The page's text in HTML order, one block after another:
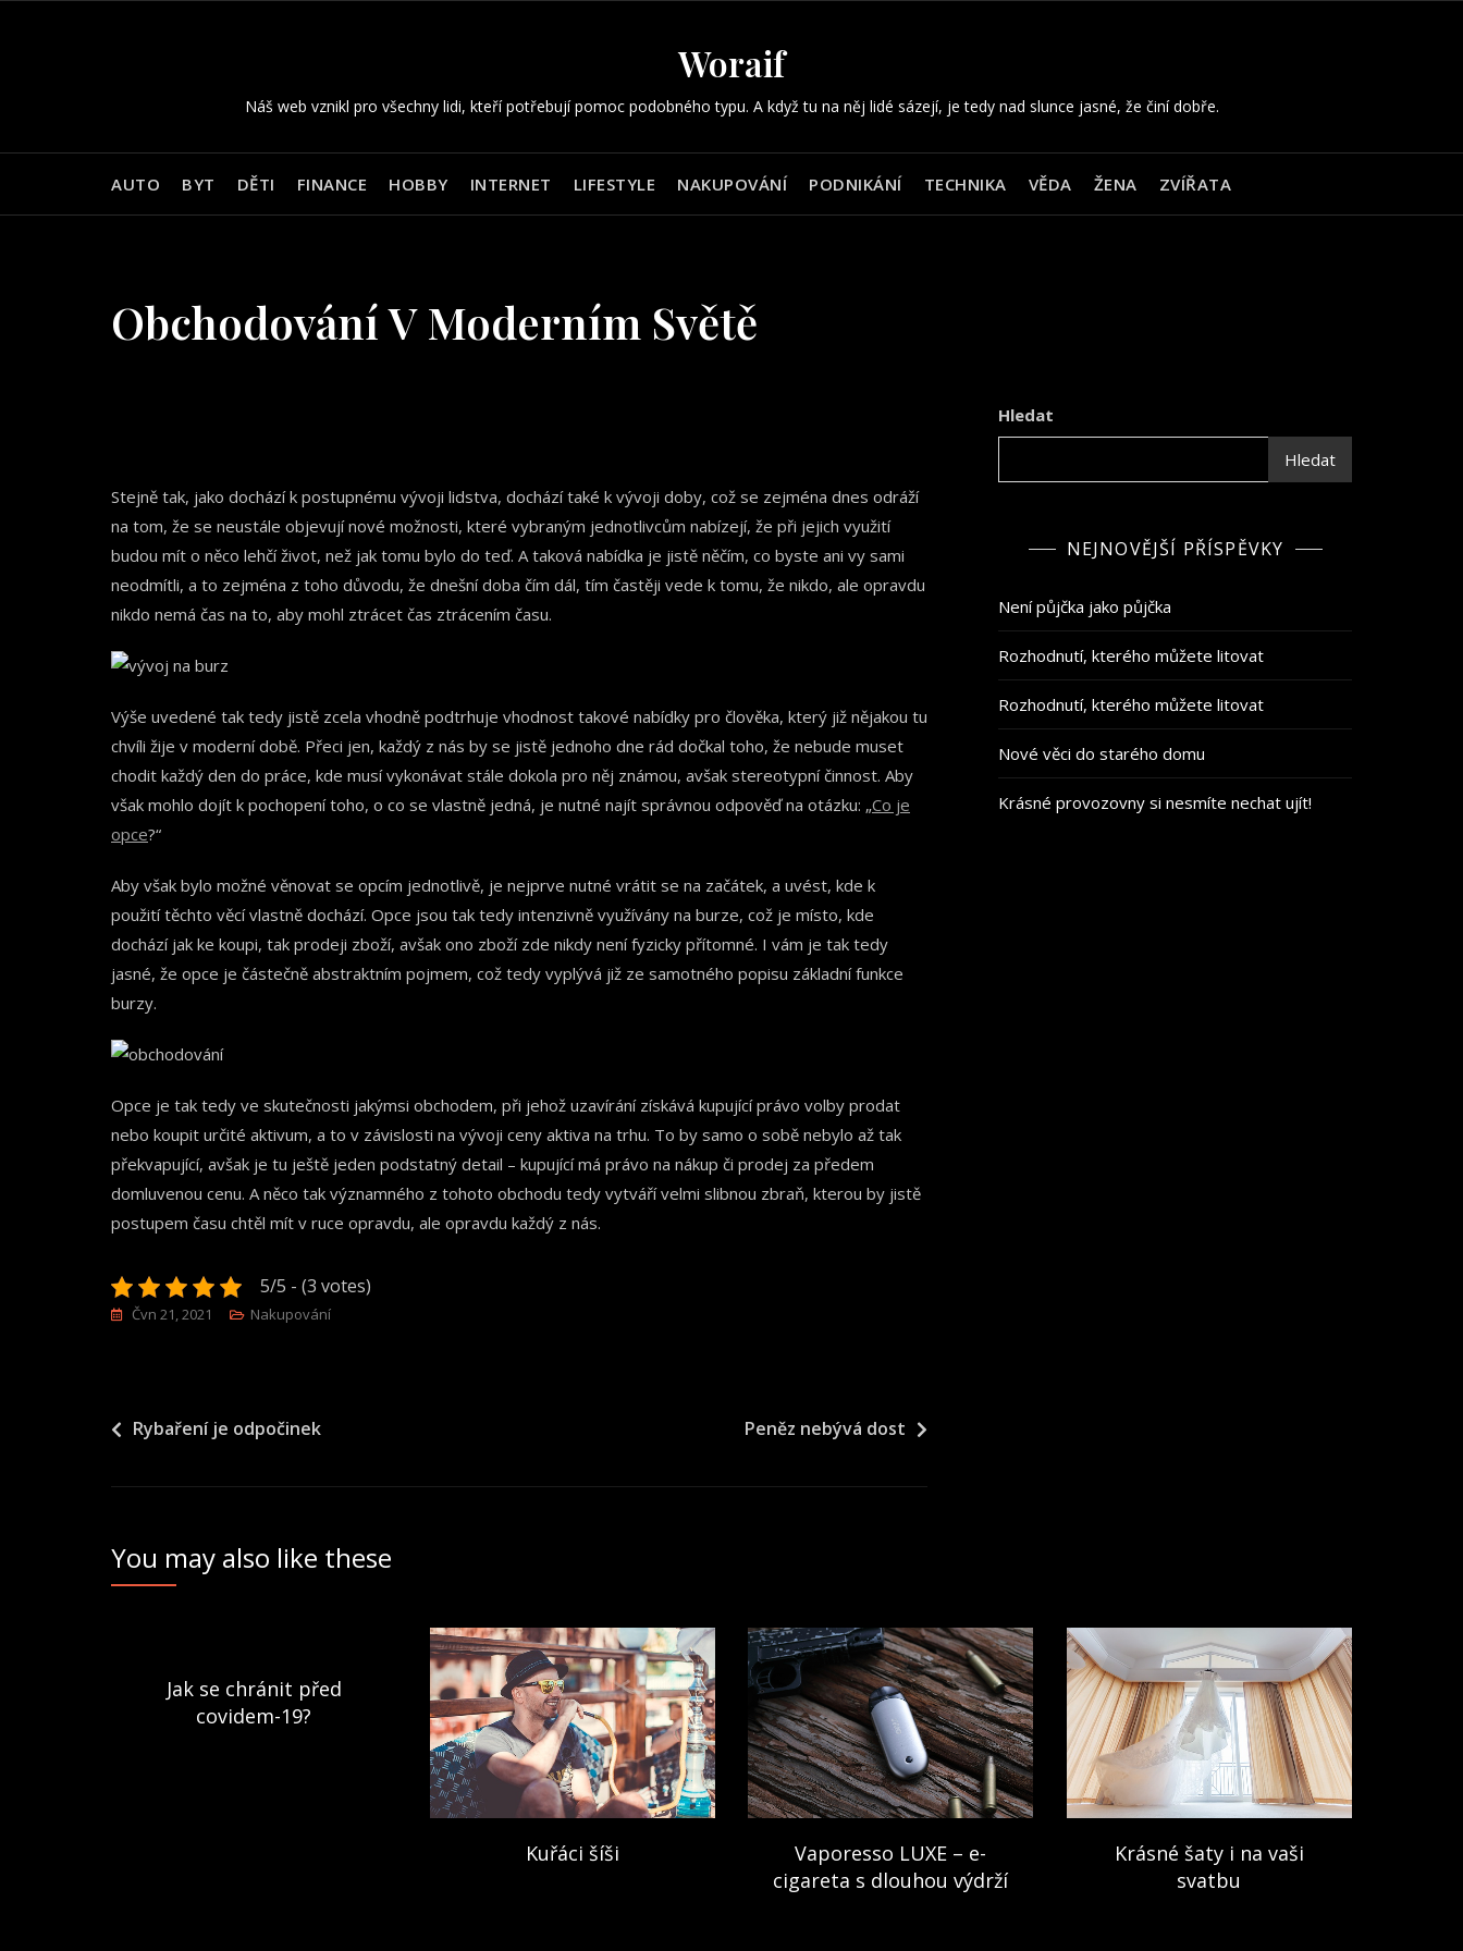
Woraif
Náš web vznikl pro všechny lidi, kteří potřebují pomoc podobného typu. A když tu na něj lidé sázejí, je tedy nad slunce jasné, že činí dobře.
AUTO BYT DĚTI FINANCE HOBBY INTERNET LIFESTYLE NAKUPOVÁNÍ PODNIKÁNÍ TECHNIKA VĚDA ŽENA ZVÍŘATA
Obchodování V Moderním Světě
Stejně tak, jako dochází k postupnému vývoji lidstva, dochází také k vývoji doby, což se zejména dnes odráží
na tom, že se neustále objevují nové možnosti, které vybraným jednotlivcům nabízejí, že při jejich využití
budou mít o něco lehčí život, než jak tomu bylo do teď. A taková nabídka je jistě něčím, co byste ani vy sami
neodmítli, a to zejména z toho důvodu, že dnešní doba čím dál, tím častěji vede k tomu, že nikdo, ale opravdu
nikdo nemá čas na to, aby mohl ztrácet čas ztrácením času.
Výše uvedené tak tedy jistě zcela vhodně podtrhuje vhodnost takové nabídky pro člověka, který již nějakou tu
chvíli žije v moderní době. Přeci jen, každý z nás by se jistě jednoho dne rád dočkal toho, že nebude muset
chodit každý den do práce, kde musí vykonávat stále dokola pro něj známou, avšak stereotypní činnost. Aby
však mohlo dojít k pochopení toho, o co se vlastně jedná, je nutné najít správnou odpověď na otázku: „Co je
opce?“
Aby však bylo možné věnovat se opcím jednotlivě, je nejprve nutné vrátit se na začátek, a uvést, kde k
použití těchto věcí vlastně dochází. Opce jsou tak tedy intenzivně využívány na burze, což je místo, kde
dochází jak ke koupi, tak prodeji zboží, avšak ono zboží zde nikdy není fyzicky přítomné. I vám je tak tedy
jasné, že opce je částečně abstraktním pojmem, což tedy vyplývá již ze samotného popisu základní funkce
burzy.
Opce je tak tedy ve skutečnosti jakýmsi obchodem, při jehož uzavírání získává kupující právo volby prodat
nebo koupit určité aktivum, a to v závislosti na vývoji ceny aktiva na trhu. To by samo o sobě nebylo až tak
překvapující, avšak je tu ještě jeden podstatný detail – kupující má právo na nákup či prodej za předem
domluvenou cenu. A něco tak významného z tohoto obchodu tedy vytváří velmi slibnou zbraň, kterou by jistě
postupem času chtěl mít v ruce opravdu, ale opravdu každý z nás.
5/5 - (3 votes)
Čvn 21, 2021 Nakupování
Navigace
Rybaření je odpočinek Peněz nebývá dost
Hledat
Hledat
NEJNOVĚJŠÍ PŘÍSPĚVKY
Není půjčka jako půjčka
Rozhodnutí, kterého můžete litovat
Rozhodnutí, kterého můžete litovat
Nové věci do starého domu
Krásné provozovny si nesmíte nechat ujít!
You may also like these
Jak se chránit před
covidem-19?
Kuřáci šíši
Vaporesso LUXE – e-
cigareta s dlouhou výdrží
Krásné šaty i na vaši
svatbu